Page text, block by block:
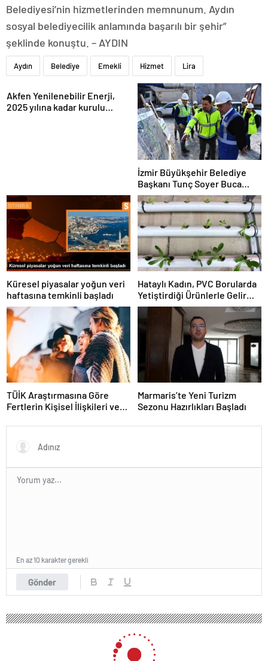
Belediyesi’nin hizmetlerinden memnunum. Aydın
sosyal belediyecilik anlamında başarılı bir şehir”
şeklinde konuştu. – AYDIN
Aydın Belediye Emekli Hizmet Lira
Akfen Yenilenebilir Enerji,
2025 yılına kadar kurulu
İzmir Büyükşehir Belediye
Başkanı Tunç Soyer Buca
Onat Tüneli çalışmalarını
inceledi
Küresel piyasalar yoğun veri
haftasına temkinli başladı
Hataylı Kadın, PVC Borularda
Yetiştirdiği Ürünlerle Gelir
Elde Ediyor
TÜİK Araştırmasına Göre
Fertlerin Kişisel İlişkileri ve
Marmaris’te Yeni Turizm
Sezonu Hazırlıkları Başladı
Gönder
En az 10 karakter gerekli